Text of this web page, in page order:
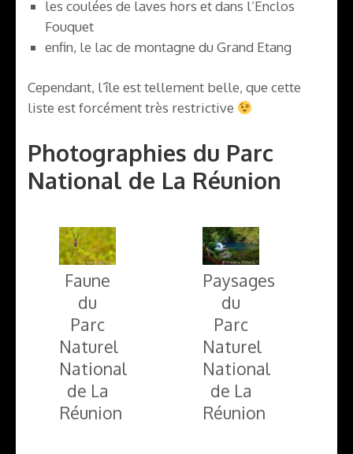
les coulées de laves hors et dans l’Enclos
Fouquet
enfin, le lac de montagne du Grand Etang
Cependant, l’île est tellement belle, que cette
liste est forcément très restrictive
Photographies du Parc
National de La Réunion
Faune
du
Parc
Naturel
National
de La
Réunion
Paysages
du
Parc
Naturel
National
de La
Réunion